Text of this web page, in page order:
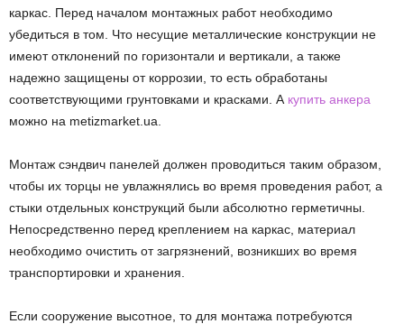
каркас. Перед началом монтажных работ необходимо
убедиться в том. Что несущие металлические конструкции не
имеют отклонений по горизонтали и вертикали, а также
надежно защищены от коррозии, то есть обработаны
соответствующими грунтовками и красками. А купить анкера
можно на metizmarket.ua.
Монтаж сэндвич панелей должен проводиться таким образом,
чтобы их торцы не увлажнялись во время проведения работ, а
стыки отдельных конструкций были абсолютно герметичны.
Непосредственно перед креплением на каркас, материал
необходимо очистить от загрязнений, возникших во время
транспортировки и хранения.
Если сооружение высотное, то для монтажа потребуются